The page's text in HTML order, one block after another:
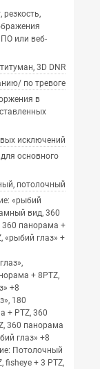
резкость,
ПО или веб-
3D DNR
по тревоге
в
исключений
основного
потолочный
«рыбий
вид, 360
360 панорама +
«рыбий глаз» +
+ 8PTZ,
+8
180
+ PTZ, 360
360 панорама
глаз» +8
Потолочный
fisheye + 3 PTZ,